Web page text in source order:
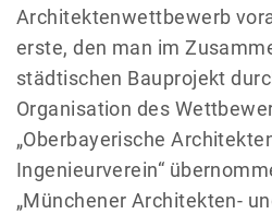
Architektenwettbewerb
erste, den man im
städtischen Bauprojekt
Organisation des
„Oberbayerische
Ingenieurverein“
„Münchener Architekten-